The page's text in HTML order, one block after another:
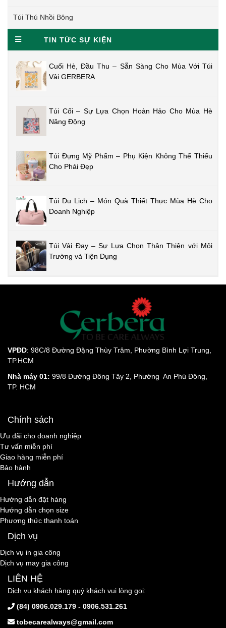
Túi Thú Nhồi Bông
TIN TỨC SỰ KIỆN
Cuối Hè, Đầu Thu – Sẵn Sàng Cho Mùa Với Túi
Vải GERBERA
Túi Cối – Sự Lựa Chọn Hoàn Hảo Cho Mùa Hè
Năng Động
Túi Đựng Mỹ Phẩm – Phụ Kiện Không Thể Thiếu
Cho Phái Đẹp
Túi Du Lịch – Món Quà Thiết Thực Mùa Hè Cho
Doanh Nghiệp
Túi Vải Đay – Sự Lựa Chọn Thân Thiện với Môi
Trường và Tiện Dụng
VPĐD: 98C/8 Đường Đặng Thùy Trâm, Phường Bình Lợi Trung,
TP.HCM
Nhà máy 01: 99/8 Đường Đông Tây 2, Phường An Phú Đông,
TP. HCM
Chính sách
Ưu đãi cho doanh nghiệp
Tư vấn miễn phí
Giao hàng miễn phí
Bảo hành
Hướng dẫn
Hướng dẫn đặt hàng
Hướng dẫn chọn size
Phương thức thanh toán
Dịch vụ
Dịch vụ in gia công
Dịch vụ may gia công
LIÊN HỆ
Dịch vụ khách hàng quý khách vui lòng gọi:
(84) 0906.029.179 - 0906.531.261
tobecarealways@gmail.com